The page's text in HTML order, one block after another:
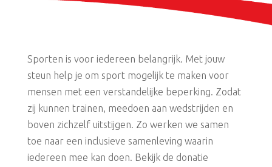
Sporten is voor iedereen belangrijk. Met jouw
steun help je om sport mogelijk te maken voor
mensen met een verstandelijke beperking. Zodat
zij kunnen trainen, meedoen aan wedstrijden en
boven zichzelf uitstijgen. Zo werken we samen
toe naar een inclusieve samenleving waarin
iedereen mee kan doen. Bekijk de donatie